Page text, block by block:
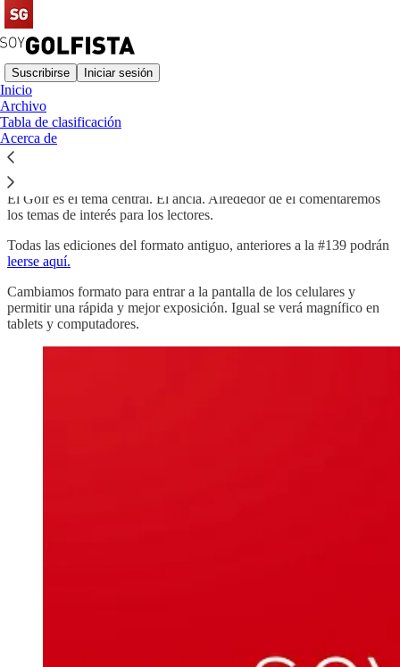
Suscribirse Iniciar sesión
Inicio
Archivo
Tabla de clasificación
Acerca de
Hola Golfistas. Bienvenidos.
El Golf es el tema central. El ancla. Alrededor de él comentaremos
los temas de interés para los lectores.
Todas las ediciones del formato antiguo, anteriores a la #139 podrán
leerse aquí.
Cambiamos formato para entrar a la pantalla de los celulares y
permitir una rápida y mejor exposición. Igual se verá magnífico en
tablets y computadores.